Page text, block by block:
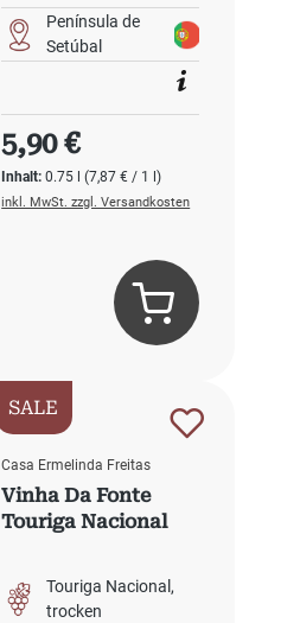
Península de
Setúbal
Inhalt:0.75 l(7,87 € / 1 l)
Regulärer Preis:
5,90 €
inkl. MwSt. zzgl. Versandkosten
SALE
Casa Ermelinda Freitas
Vinha Da Fonte
Touriga Nacional
Touriga Nacional
trocken